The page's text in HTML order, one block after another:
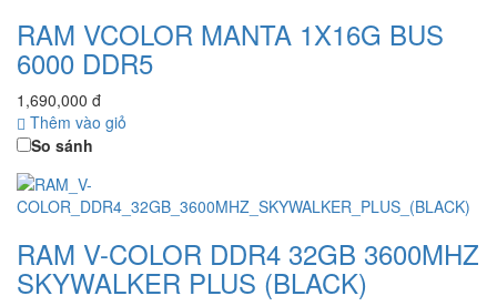
RAM VCOLOR MANTA 1X16G BUS
6000 DDR5
1,690,000 đ
Thêm vào giỏ
So sánh
RAM V-COLOR DDR4 32GB 3600MHZ
SKYWALKER PLUS (BLACK)